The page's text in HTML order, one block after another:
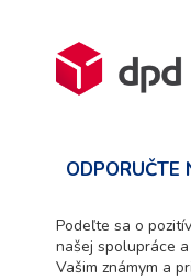
ODPORUČTE
Podeľte sa o
našej spolupráce
Vašim známym a